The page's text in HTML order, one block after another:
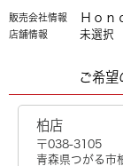
販売会社情報 Ｈｏ
店舗情報 未選択
ご希望
柏店
〒038-3105
青森県つがる市